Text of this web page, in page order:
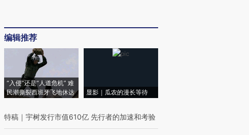
编辑推荐
“入侵”还是“人道危机” 难
民潮撕裂西班牙飞地休达
显影｜瓜农的漫长等待
特稿 ｜ 宇树发行市值610亿 先行者的加速和考验